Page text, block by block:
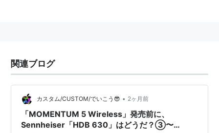
関連ブログ
カスタム/CUSTOM/でいこう😎 • 2ヶ月前
「MOMENTUM 5 Wireless」発売前に、
Sennheiser「HDB 630」はどうだ？③〜